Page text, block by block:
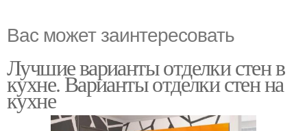
Вас может заинтересовать
Лучшие варианты отделки стен в
кухне. Варианты отделки стен на
кухне